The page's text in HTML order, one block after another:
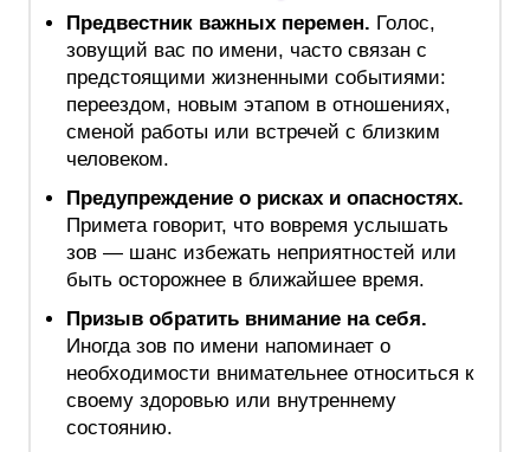
Предвестник важных перемен. Голос,
зовущий вас по имени, часто связан с
предстоящими жизненными событиями:
переездом, новым этапом в отношениях,
сменой работы или встречей с близким
человеком.
Предупреждение о рисках и опасностях.
Примета говорит, что вовремя услышать
зов — шанс избежать неприятностей или
быть осторожнее в ближайшее время.
Призыв обратить внимание на себя.
Иногда зов по имени напоминает о
необходимости внимательнее относиться к
своему здоровью или внутреннему
состоянию.